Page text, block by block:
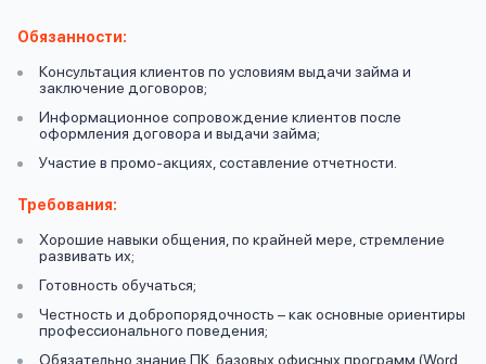
Обязанности:
Консультация клиентов по условиям выдачи займа и
заключение договоров;
Информационное сопровождение клиентов после
оформления договора и выдачи займа;
Участие в промо-акциях, составление отчетности.
Требования:
Хорошие навыки общения, по крайней мере, стремление
развивать их;
Готовность обучаться;
Честность и добропорядочность – как основные ориентиры
профессионального поведения;
Обязательно знание ПК, базовых офисных программ (Word,
Задать
Ок
Ок
политикой
даю
согласие
на
обработку
личных